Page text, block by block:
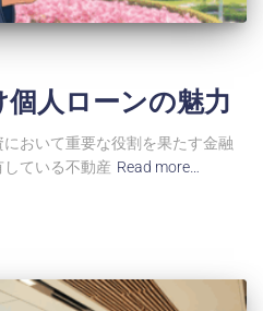
人ローンの魅力
おいて重要な役割を果たす金融
ている不動産 Read more…